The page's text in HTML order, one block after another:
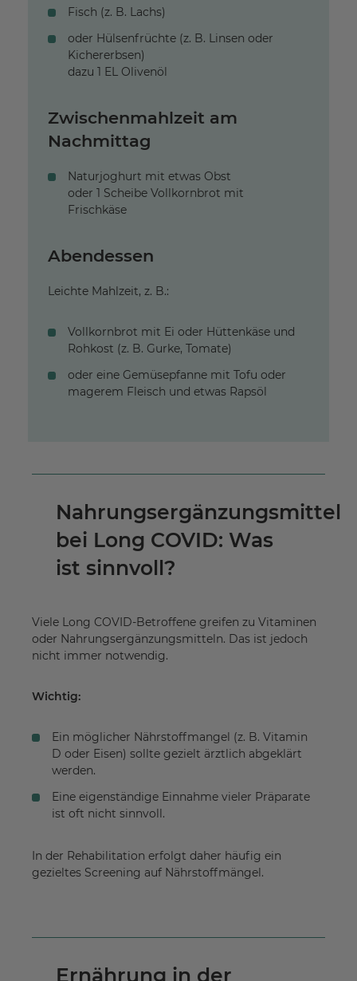
Fisch (z. B. Lachs)
oder Hülsenfrüchte (z. B. Linsen oder
Kichererbsen)
dazu 1 EL Olivenöl
Zwischenmahlzeit am
Nachmittag
Naturjoghurt mit etwas Obst
oder 1 Scheibe Vollkornbrot mit
Frischkäse
Abendessen
Leichte Mahlzeit, z. B.:
Vollkornbrot mit Ei oder Hüttenkäse und
Rohkost (z. B. Gurke, Tomate)
oder eine Gemüsepfanne mit Tofu oder
magerem Fleisch und etwas Rapsöl
Nahrungsergänzungsmittel
bei Long COVID: Was
ist sinnvoll?
Viele Long COVID-Betroffene greifen zu Vitaminen
oder Nahrungsergänzungsmitteln. Das ist jedoch
nicht immer notwendig.
Wichtig:
Ein möglicher Nährstoffmangel (z. B. Vitamin
D oder Eisen) sollte gezielt ärztlich abgeklärt
werden.
Eine eigenständige Einnahme vieler Präparate
ist oft nicht sinnvoll.
In der Rehabilitation erfolgt daher häufig ein
gezieltes Screening auf Nährstoffmängel.
Ernährung in der